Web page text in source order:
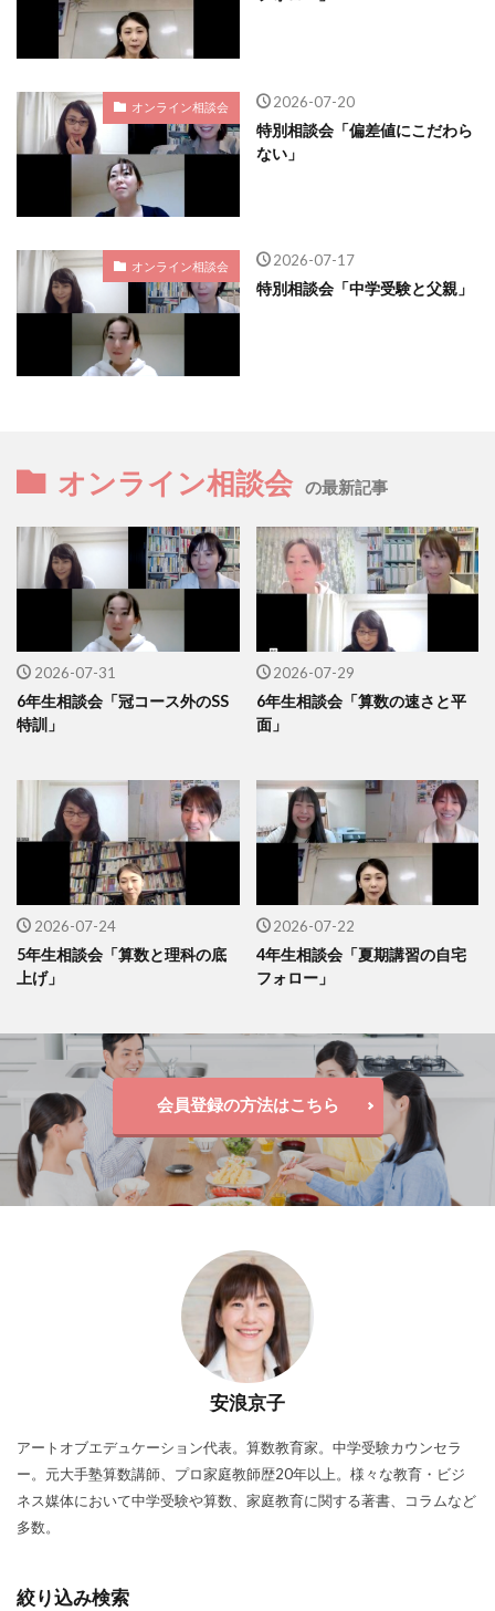
オンライン相談会 2026-07-20
特別相談会「偏差値にこだわら
ない」
オンライン相談会 2026-07-17
特別相談会「中学受験と父親」
オンライン相談会 の最新記事
2026-07-31
6年生相談会「冠コース外のSS
特訓」
2026-07-29
6年生相談会「算数の速さと平
面」
2026-07-24
5年生相談会「算数と理科の底
上げ」
2026-07-22
4年生相談会「夏期講習の自宅
フォロー」
会員登録の方法はこちら
安浪京子
アートオブエデュケーション代表。算数教育家。中学受験カウンセラ
ー。元大手塾算数講師、プロ家庭教師歴20年以上。様々な教育・ビジ
ネス媒体において中学受験や算数、家庭教育に関する著書、コラムなど
多数。
絞り込み検索